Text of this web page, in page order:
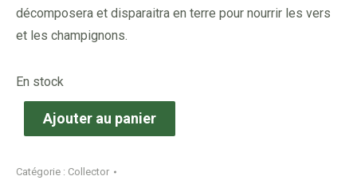
décomposera et disparaitra en terre pour nourrir les vers
et les champignons.
En stock
Ajouter au panier
Catégorie : Collector